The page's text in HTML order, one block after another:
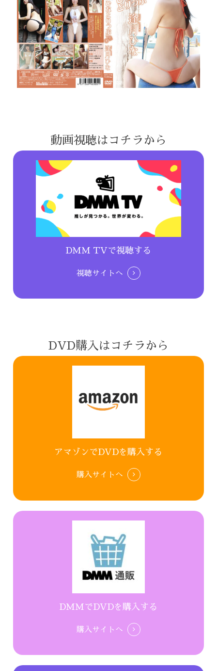
動画視聴はコチラから
DMM TVで視聴する
視聴サイトへ
DVD購入はコチラから
アマゾンでDVDを購入する
購入サイトへ
DMMでDVDを購入する
購入サイトへ